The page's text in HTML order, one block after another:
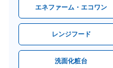
エネファーム・エコワン
レンジフード
洗面化粧台